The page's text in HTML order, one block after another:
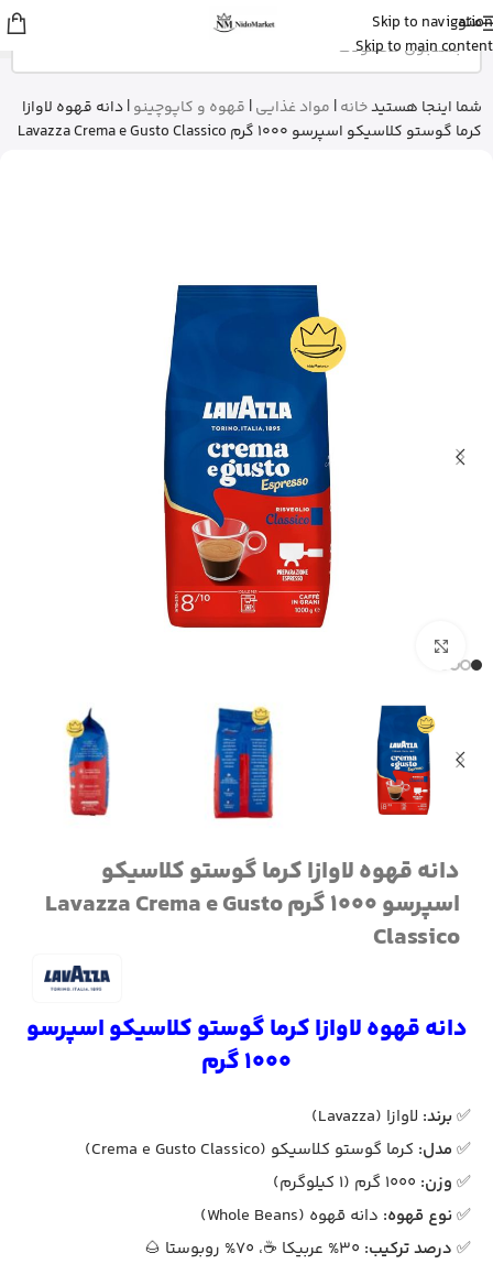
Skip to navigation
Skip to main content
منو
شما اینجا هستیدخانه| مواد غذایی| قهوه و کاپوچینو|دانه قهوه لاوازا
کرما گوستو کلاسیکو اسپرسو 1000 گرم Lavazza Crema e Gusto Classico
دانه قهوه لاوازا کرما گوستو کلاسیکو
اسپرسو 1000 گرم Lavazza Crema e Gusto
Classico
دانه قهوه لاوازا کرما گوستو کلاسیکو اسپرسو
1000 گرم
✅برند: لاوازا (Lavazza)
✅ مدل: کرما گوستو کلاسیکو (Crema e Gusto Classico)
✅ وزن:
✅نوع قهوه: دانه قهوه (Whole Beans)
✅ درصد ترکیب:
علیاز ساری
بالم سیکاپلاست لاروش پوزای رو خرید
15 دقیقه پیش